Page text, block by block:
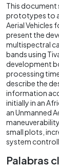
This document
prototypes to
Aerial Vehicles
present the
multispectral
bands using
development
processing
describe the
information
initially in an
an Unmanned
small plots,
system
Palabras